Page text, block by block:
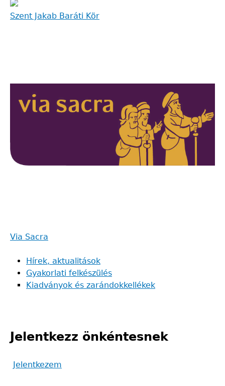
Szent Jakab Baráti Kör
Via Sacra
to
top
Hírek, aktualitások
Gyakorlati felkészülés
Kiadványok és zarándokkellékek
Jelentkezz önkéntesnek
Jelentkezem